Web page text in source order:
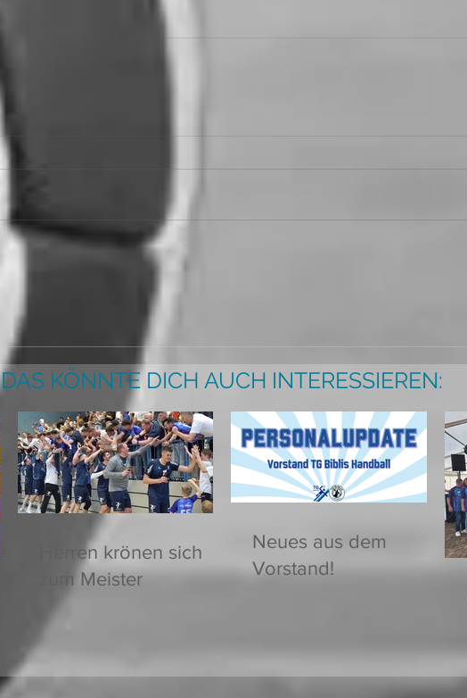
DAS KÖNNTE DICH AUCH INTERESSIEREN:
Herren krönen sich
zum Meister
Neues aus dem
Vorstand!